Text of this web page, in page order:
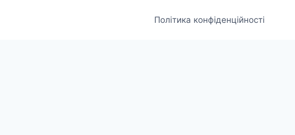
Політика конфіденційності